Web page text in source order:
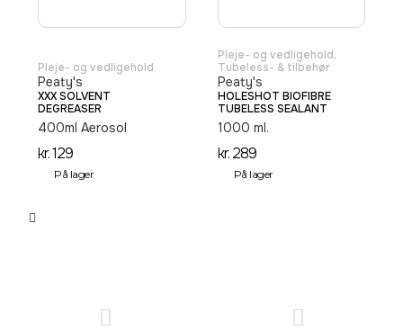
Pleje- og vedligehold
Peaty's
XXX SOLVENT
DEGREASER
400ml Aerosol
kr.129
På lager
Pleje- og vedligehold,
Tubeless- & tilbehør
Peaty's
HOLESHOT BIOFIBRE
TUBELESS SEALANT
1000 ml.
kr.289
På lager